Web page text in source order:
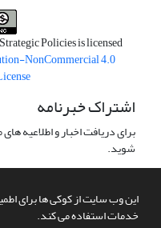
این وب سایت از کوکی ها برای
خدمات استفاده می کند.
Policies is licensed
NonCommercial 4.0
اشتراک خبرنامه
برای دریافت اخبار و اطلاعیه
شوید.